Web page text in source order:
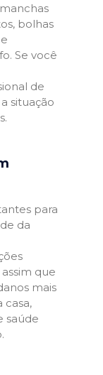
bolhas
Se você
de
situação
para
da
que
mais
casa,
saúde